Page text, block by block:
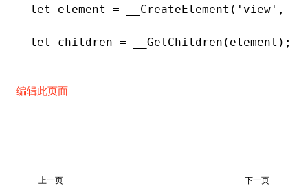
let
element = __CreateElement ( 'view' ,
let children = __GetChildren (element);
编辑此页面
上一页 下一页